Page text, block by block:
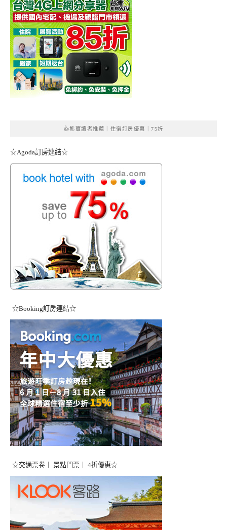
👍熊寶讀者推薦｜住宿訂房優惠｜75折
☆Agoda訂房連結☆
☆Booking訂房連結☆
☆交通票卷｜ 景點門票｜ 4折優惠☆